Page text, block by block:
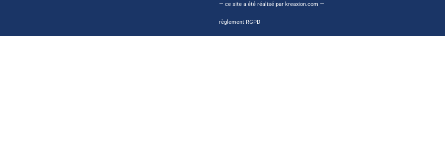
— ce site a été réalisé par kreaxion.com —
règlement RGPD